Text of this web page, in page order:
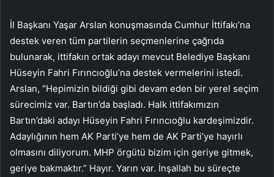
İl Başkanı Yaşar Arslan konuşmasında Cumhur İttifakı’na
destek veren tüm partilerin seçmenlerine çağrıda
bulunarak, ittifakın ortak adayı mevcut Belediye Başkanı
Hüseyin Fahri Fırıncıoğlu’na destek vermelerini istedi.
Arslan, “Hepimizin bildiği gibi devam eden bir yerel seçim
sürecimiz var. Bartın’da başladı. Halk ittifakımızın
Bartın’daki adayı Hüseyin Fahri Fırıncıoğlu kardeşimizdir.
Adaylığının hem AK Parti’ye hem de AK Parti’ye hayırlı
olmasını diliyorum. MHP örgütü bizim için geriye gitmek,
geriye bakmaktır.” Hayır. Yarın var. İnşallah bu süreçte